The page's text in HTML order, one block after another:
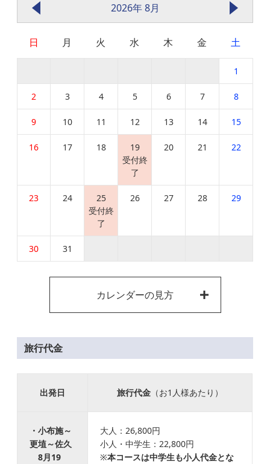
2026年 8月
日 月 火 水 木 金 土
1
2 3 4 5 6 7 8
9 10 11 12 13 14 15
16 17 18
19
受付終
了
20 21 22
23 24
25
受付終
了
26 27 28 29
30 31
カレンダーの見方
旅行代金
出発日 旅行代金 （お1人様あたり）
・小布施～
更埴～佐久
8月19
大人：26,800円
小人・中学生：22,800円
※本コースは中学生も小人代金とな